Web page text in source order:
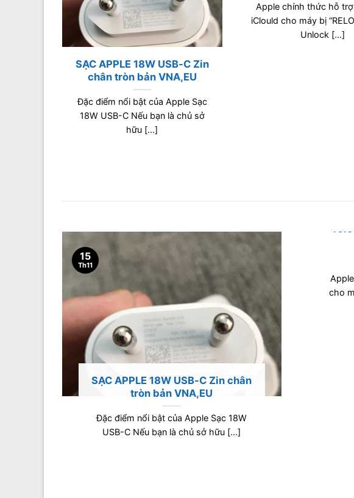
SẠC APPLE 18W USB-C Zin
chân tròn bản VNA,EU
Đặc điểm nổi bật của Apple Sạc
18W USB-C Nếu bạn là chủ sở
hữu [...]
Apple chính thức hỗ
iClould cho máy bị
Unlock [...]
SẠC APPLE 18W USB-C Zin chân
tròn bản VNA,EU
Đặc điểm nổi bật của Apple Sạc 18W
USB-C Nếu bạn là chủ sở hữu [...]
15
Th11
cho